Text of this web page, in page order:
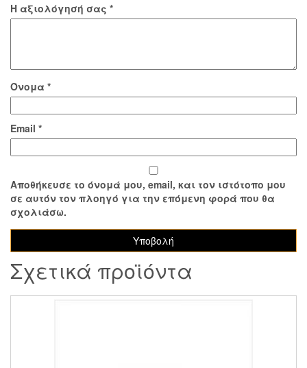
Η αξιολόγησή σας *
Όνομα *
Email *
Αποθήκευσε το όνομά μου, email, και τον ιστότοπο μου
σε αυτόν τον πλοηγό για την επόμενη φορά που θα
σχολιάσω.
Σχετικά προϊόντα